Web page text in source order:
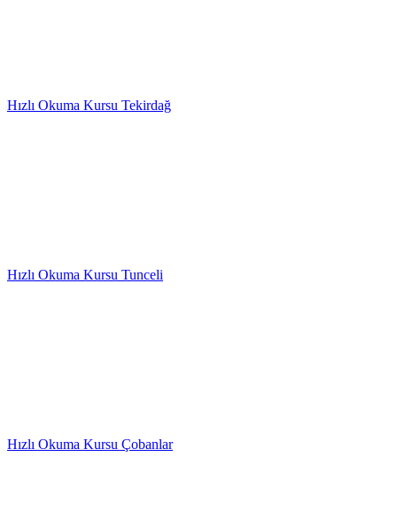
Hızlı Okuma Kursu Tekirdağ
Hızlı Okuma Kursu Tunceli
Hızlı Okuma Kursu Çobanlar